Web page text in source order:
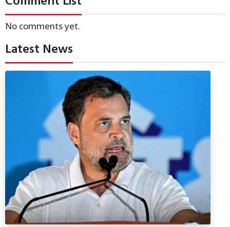
No comments yet.
Latest News